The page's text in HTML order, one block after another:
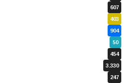
607
403
904
50
454
3.330
247